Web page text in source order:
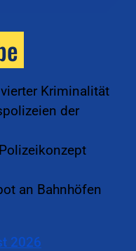
Kriminalität
der
an Bahnhöfen
2026